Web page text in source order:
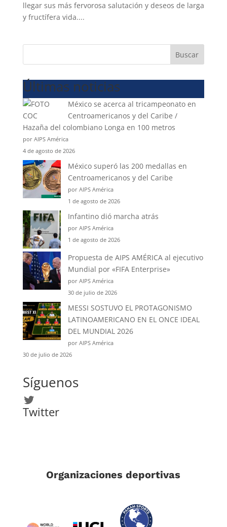
llegar sus más fervorosa salutación y deseos de larga
y fructífera vida....
Buscar
Últimas noticias
México se acerca al tricampeonato en
Centroamericanos y del Caribe /
Hazaña del colombiano Longa en 100 metros
por AIPS América
4 de agosto de 2026
México superó las 200 medallas en
Centroamericanos y del Caribe
por AIPS América
1 de agosto de 2026
Infantino dió marcha atrás
por AIPS América
1 de agosto de 2026
Propuesta de AIPS AMÉRICA al ejecutivo
Mundial por «FIFA Enterprise»
por AIPS América
30 de julio de 2026
MESSI SOSTUVO EL PROTAGONISMO
LATINOAMERICANO EN EL ONCE IDEAL
DEL MUNDIAL 2026
por AIPS América
30 de julio de 2026
Síguenos
Twitter
Twitter
Organizaciones deportivas